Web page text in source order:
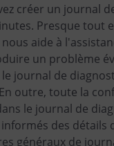
créer un journal
Presque tout
aide à
un problème
journal de
outre, toute la
le journal de
des détails
généraux de